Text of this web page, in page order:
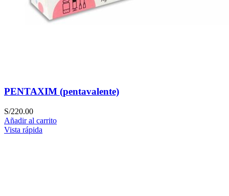
PENTAXIM (pentavalente)
S/220.00
Añadir al carrito
Vista rápida